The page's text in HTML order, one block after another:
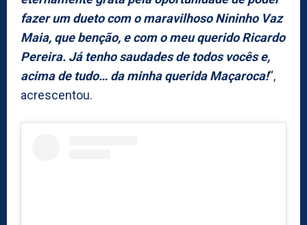
fazer um dueto com o maravilhoso Nininho Vaz
Maia, que benção, e com o meu querido Ricardo
Pereira. Já tenho saudades de todos vocês e,
acima de tudo… da minha querida Maçaroca!“,
acrescentou.